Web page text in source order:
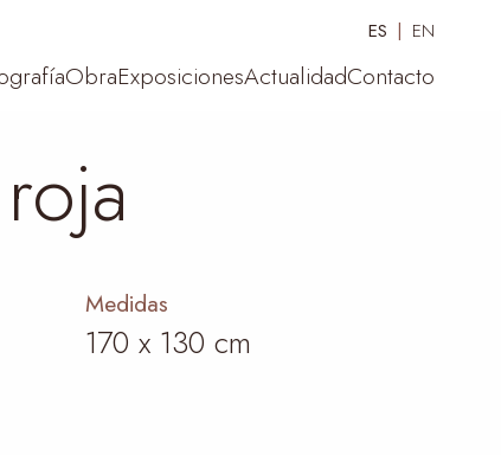
ES EN
ObraExposicionesActualidadContacto
Medidas
170 x 130 cm